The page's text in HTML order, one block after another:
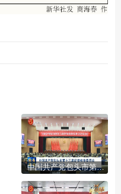
中国共产党包头市第十三届纪律检查委员会第六次全体会议公报